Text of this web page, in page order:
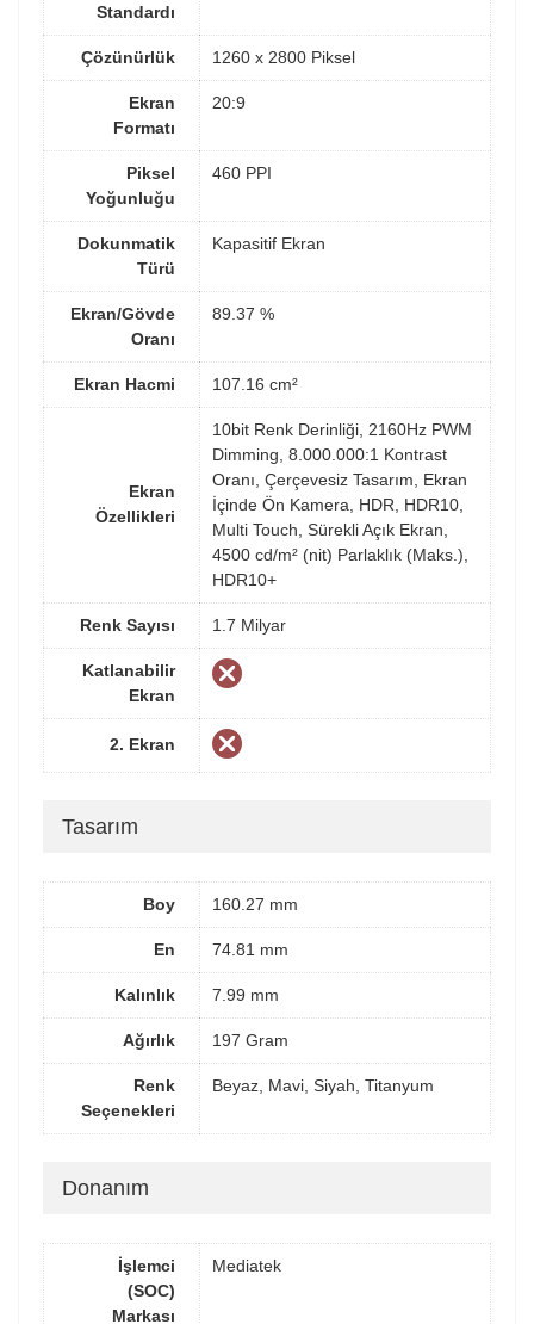
Standardı
Çözünürlük 1260 x 2800 Piksel
Ekran
Formatı
20:9
Piksel
Yoğunluğu
460 PPI
Dokunmatik
Türü
Kapasitif Ekran
Ekran/Gövde
Oranı
89.37 %
Ekran Hacmi 107.16 cm²
Ekran
Özellikleri
10bit Renk Derinliği, 2160Hz PWM
Dimming, 8.000.000:1 Kontrast
Oranı, Çerçevesiz Tasarım, Ekran
İçinde Ön Kamera, HDR, HDR10,
Multi Touch, Sürekli Açık Ekran,
4500 cd/m² (nit) Parlaklık (Maks.),
HDR10+
Renk Sayısı 1.7 Milyar
Katlanabilir
Ekran
2. Ekran
Tasarım
Boy 160.27 mm
En 74.81 mm
Kalınlık 7.99 mm
Ağırlık 197 Gram
Renk
Seçenekleri
Beyaz, Mavi, Siyah, Titanyum
Donanım
İşlemci
(SOC)
Markası
Mediatek